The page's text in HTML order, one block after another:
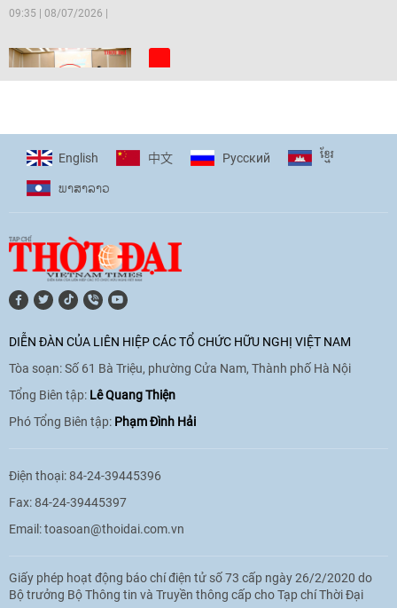
09:35 | 08/07/2026
[Video] Trẻ em Đông Á cùng kiến tạo
11:10|17/06/2026
hòa bình, hữu nghị giữa các dân tộc"
cho Đại sứ Hungary tại Việt Nam
17:25|13/06/2026
sinh Việt Nam tại trại hè Artek
14:41 12/06/2026
English 中文 Pусский ខ្មែរ
ພາ​ສາ​ລາວ
DIỄN ĐÀN CỦA LIÊN HIỆP CÁC TỔ CHỨC HỮU NGHỊ VIỆT NAM
Tòa soạn: Số 61 Bà Triệu, phường Cửa Nam, Thành phố Hà Nội
Tổng Biên tập: Lê Quang Thiện
Phó Tổng Biên tập: Phạm Đình Hải
Điện thoại: 84-24-39445396
Fax: 84-24-39445397
Email:toasoan@thoidai.com.vn
Giấy phép hoạt động báo chí điện tử số 73 cấp ngày 26/2/2020 do
Bộ trưởng Bộ Thông tin và Truyền thông cấp cho Tạp chí Thời Đại